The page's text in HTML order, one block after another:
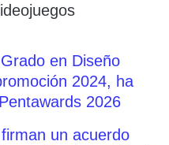
en Diseño
2024, ha
2026
un acuerdo